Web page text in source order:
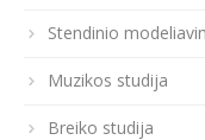
Stendinio
Muzikos studija
Breiko studija